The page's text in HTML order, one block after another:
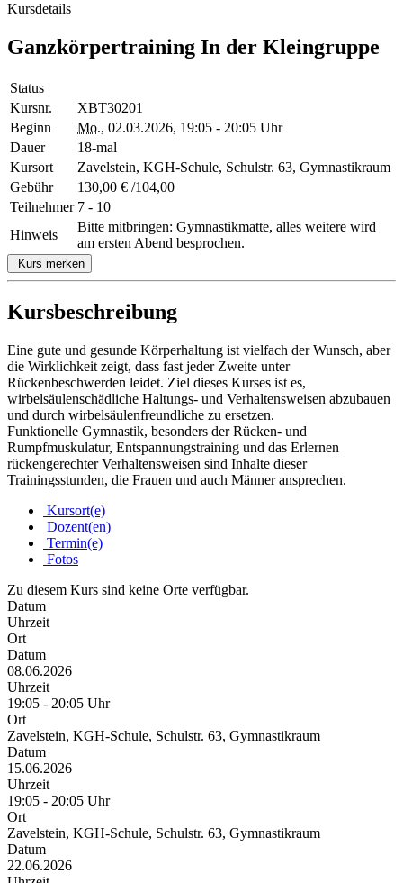
Kursdetails
Ganzkörpertraining In der Kleingruppe
Status
Kursnr.
XBT30201
Beginn
Mo., 02.03.2026, 19:05 - 20:05 Uhr
Dauer
18-mal
Kursort
Zavelstein, KGH-Schule, Schulstr. 63, Gymnastikraum
Gebühr
130,00 € /104,00
Teilnehmer 7 - 10
Hinweis
Bitte mitbringen: Gymnastikmatte, alles weitere wird
am ersten Abend besprochen.
Kurs merken
Kursbeschreibung
Eine gute und gesunde Körperhaltung ist vielfach der Wunsch, aber
die Wirklichkeit zeigt, dass fast jeder Zweite unter
Rückenbeschwerden leidet. Ziel dieses Kurses ist es,
wirbelsäulenschädliche Haltungs- und Verhaltensweisen abzubauen
und durch wirbelsäulenfreundliche zu ersetzen.
Funktionelle Gymnastik, besonders der Rücken- und
Rumpfmuskulatur, Entspannungstraining und das Erlernen
rückengerechter Verhaltensweisen sind Inhalte dieser
Trainingsstunden, die Frauen und auch Männer ansprechen.
Kursort(e)
Dozent(en)
Termin(e)
Fotos
Zu diesem Kurs sind keine Orte verfügbar.
Datum
Uhrzeit
Ort
Datum
08.06.2026
Uhrzeit
19:05 - 20:05 Uhr
Ort
Zavelstein, KGH-Schule, Schulstr. 63, Gymnastikraum
Datum
15.06.2026
Uhrzeit
19:05 - 20:05 Uhr
Ort
Zavelstein, KGH-Schule, Schulstr. 63, Gymnastikraum
Datum
22.06.2026